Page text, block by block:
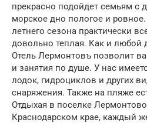
прекрасно подойдет семьям с
морское дно пологое и
летнего сезона практически
довольно теплая. Как и любой
Отель Лермонтовъ позволит
и занятия по душе. У нас
лодок, гидроциклов и других
снаряжения. Также на пляже
Отдыхая в поселке
Краснодарском крае, каждый